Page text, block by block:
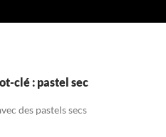
clé : pastel sec
des pastels secs